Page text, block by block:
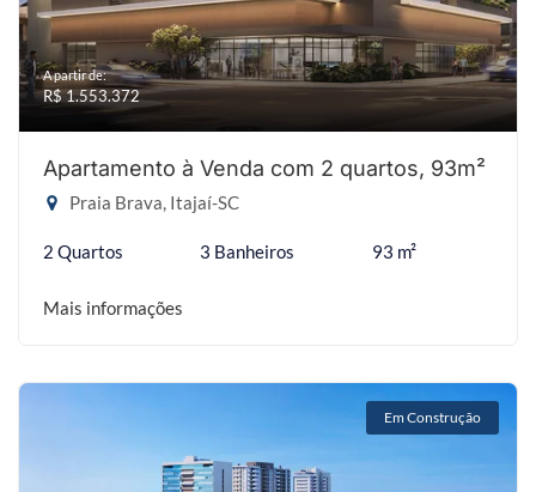
A partir de:
R$ 1.553.372
Apartamento à Venda com 2 quartos, 93m²
Praia Brava, Itajaí-SC
2 Quartos 3 Banheiros 93 m²
Mais informações
Em Construção